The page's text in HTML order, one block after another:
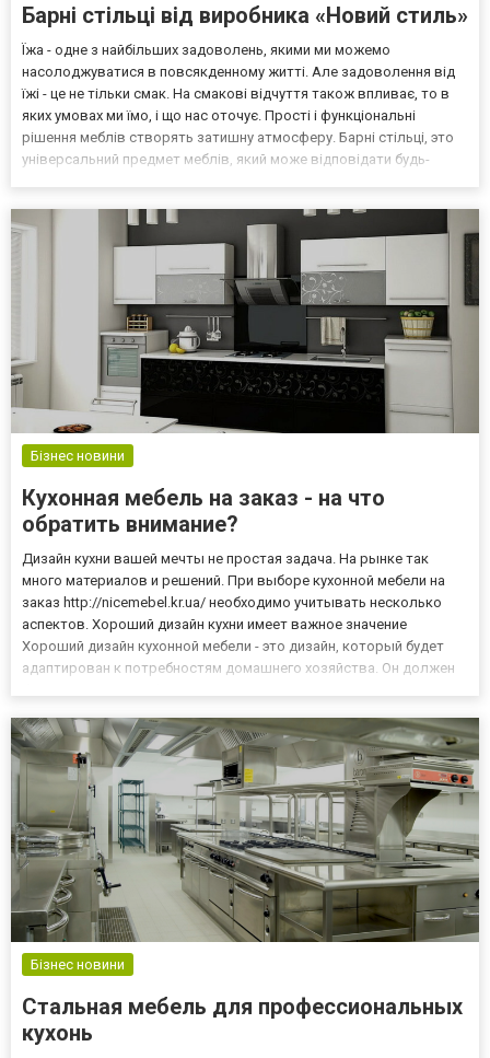
Барні стільці від виробника «Новий стиль»
Їжа - одне з найбільших задоволень, якими ми можемо
насолоджуватися в повсякденному житті. Але задоволення від
їжі - це не тільки смак. На смакові відчуття також впливає, то в
яких умовах ми їмо, і що нас оточує. Прості і функціональні
рішення меблів створять затишну атмосферу. Барні стільці, это
універсальний предмет меблів, який може відповідати будь-
Бізнес новини
Кухонная мебель на заказ - на что
обратить внимание?
Дизайн кухни вашей мечты не простая задача. На рынке так
много материалов и решений. При выборе кухонной мебели на
заказ http://nicemebel.kr.ua/ необходимо учитывать несколько
аспектов. Хороший дизайн кухни имеет важное значение
Хороший дизайн кухонной мебели - это дизайн, который будет
адаптирован к потребностям домашнего хозяйства. Он должен
индивидуализации, в...
Бізнес новини
Стальная мебель для профессиональных
кухонь